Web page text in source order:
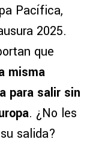
Pacífica,
2025.
que
misma
para salir sin
. ¿No les
salida?